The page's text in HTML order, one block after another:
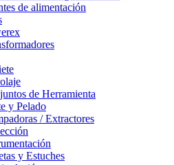
de alimentación
de Herramienta
y Pelado
/ Extractores
y Estuches